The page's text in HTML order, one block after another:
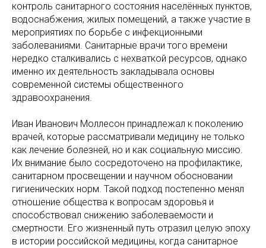
контроль санитарного состояния населённых пунктов,
водоснабжения, жилых помещений, а также участие в
мероприятиях по борьбе с инфекционными
заболеваниями. Санитарные врачи того времени
нередко сталкивались с нехваткой ресурсов, однако
именно их деятельность закладывала основы
современной системы общественного
здравоохранения.
Иван Иванович Моллесон принадлежал к поколению
врачей, которые рассматривали медицину не только
как лечение болезней, но и как социальную миссию.
Их внимание было сосредоточено на профилактике,
санитарном просвещении и научном обосновании
гигиенических норм. Такой подход постепенно менял
отношение общества к вопросам здоровья и
способствовал снижению заболеваемости и
смертности. Его жизненный путь отразил целую эпоху
в истории российской медицины, когда санитарное